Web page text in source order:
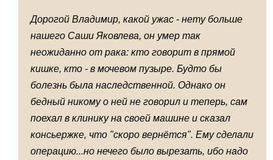
Дорогой Владимир, какой ужас - нету больше
нашего Саши Яковлева, он умер так
неожиданно от рака: кто говорит в прямой
кишке, кто - в мочевом пузыре. Будто бы
болезнь была наследственной. Однако он
бедный никому о ней не говорил и теперь, сам
поехал в клинику на своей машине и сказал
консьержке, что "скоро вернётся". Ему сделали
операцию...но нечего было вырезать, ибо надо